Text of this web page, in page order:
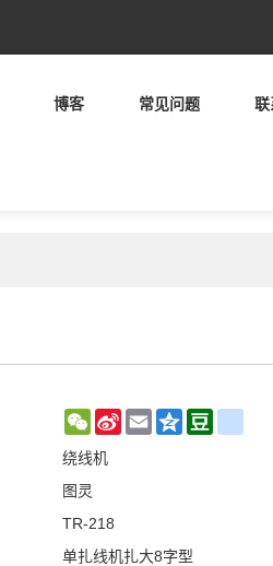
博客 常见问题 联
WeChat
Sina Email Qzone
绕线机
图灵
TR-218
单扎线机扎大8字型